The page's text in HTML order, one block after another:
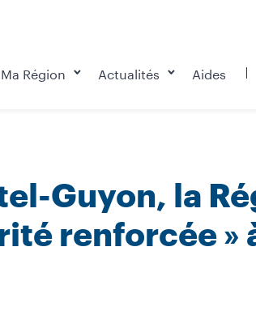
Ma Région Actualités Aides
Guyon, la
renforcée »